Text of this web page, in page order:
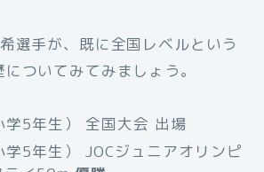
選手が、既に全国レベルという
ついてみてみましょう。
学5年生） 全国大会 出場
5年生） JOCジュニアオリンピ